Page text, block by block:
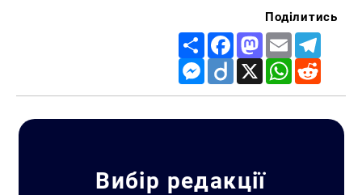
Поділитись
Share FacebookMastodon
Email
Messenger
Diigo X WhatsApp
Вибір редакції